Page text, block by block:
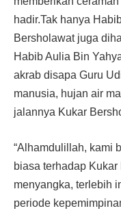
hadir.Tak hanya
Bersholawat juga
Habib Aulia Bin
akrab disapa Guru
manusia, hujan air
jalannya Kukar
“Alhamdulillah, kami
biasa terhadap
menyangka, terlebih
periode